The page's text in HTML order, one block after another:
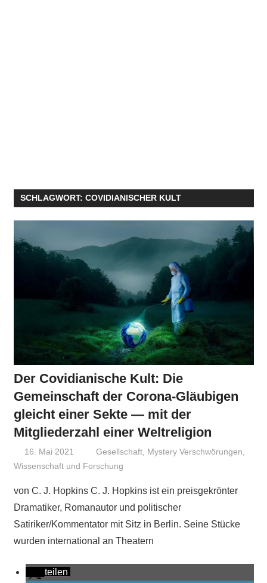
SCHLAGWORT: COVIDIANISCHER KULT
Der Covidianische Kult: Die
Gemeinschaft der Corona-Gläubigen
gleicht einer Sekte — mit der
Mitgliederzahl einer Weltreligion
16. Mai 2021 Niki Vogt
Gesellschaft, Mystery Verschwörungen,
Wissenschaft und Forschung
von C. J. Hopkins C. J. Hopkins ist ein preisgekrönter
Dramatiker, Romanautor und politischer
Satiriker/Kommentator mit Sitz in Berlin. Seine Stücke
wurden international an Theatern
teilen